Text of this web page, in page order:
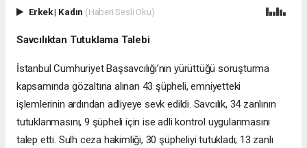
Erkek| Kadın (Haberi Sesli Oku)
Savcılıktan Tutuklama Talebi
İstanbul Cumhuriyet Başsavcılığı’nın yürüttüğü soruşturma
kapsamında gözaltına alınan 43 şüpheli, emniyetteki
işlemlerinin ardından adliyeye sevk edildi. Savcılık, 34 zanlının
tutuklanmasını, 9 şüpheli için ise adli kontrol uygulanmasını
talep etti. Sulh ceza hakimliği, 30 şüpheliyi tutukladı; 13 zanlı